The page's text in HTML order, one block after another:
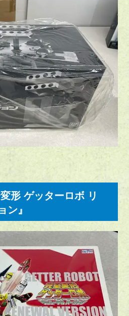
形 ゲッターロボ リ
ン』